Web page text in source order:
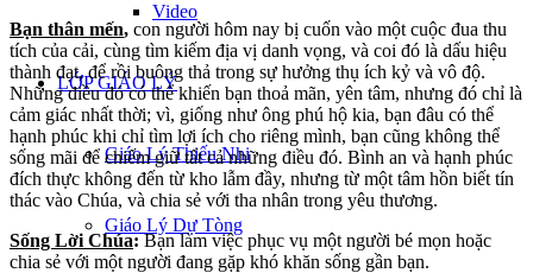
Video
LỚP GIÁO LÝ
Giáo Lý Thiếu Nhi
Giáo Lý Dự Tòng
Bạn thân mến, con người hôm nay bị cuốn vào một cuộc đua thu
tích của cải, cùng tìm kiếm địa vị danh vọng, và coi đó là dấu hiệu
thành đạt, để rồi buông thả trong sự hưởng thụ ích kỷ và vô độ.
Những điều đó có thể khiến bạn thoả mãn, yên tâm, nhưng đó chỉ là
cảm giác nhất thời; vì, giống như ông phú hộ kia, bạn đâu có thể
hạnh phúc khi chỉ tìm lợi ích cho riêng mình, bạn cũng không thể
sống mãi để chiếm giữ tất cả những điều đó. Bình an và hạnh phúc
đích thực không đến từ kho lẫm đầy, nhưng từ một tâm hồn biết tín
thác vào Chúa, và chia sẻ với tha nhân trong yêu thương.
Sống Lời Chúa:Bạn làm việc phục vụ một người bé mọn hoặc
chia sẻ với một người đang gặp khó khăn sống gần bạn.